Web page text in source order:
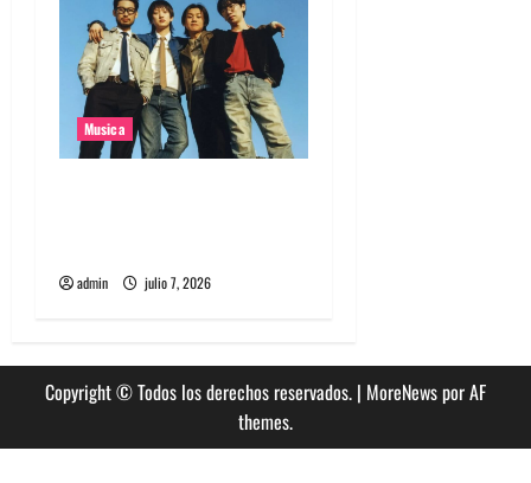
Musica
admin julio 7, 2026
Copyright © Todos los derechos reservados. | MoreNewspor AF
themes.